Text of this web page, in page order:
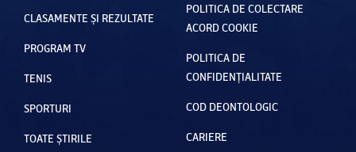
CLASAMENTE ȘI REZULTATE
PROGRAM TV
TENIS
SPORTURI
TOATE ȘTIRILE
POLITICA DE COLECTARE
ACORD COOKIE
POLITICA DE
CONFIDENȚIALITATE
COD DEONTOLOGIC
CARIERE